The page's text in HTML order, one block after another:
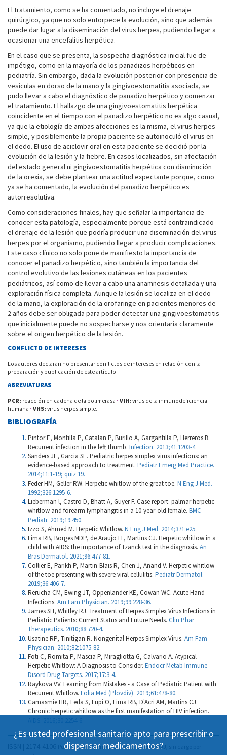
El tratamiento, como se ha comentado, no incluye el drenaje
quirúrgico, ya que no solo entorpece la evolución, sino que además
puede dar lugar a la diseminación del virus herpes, pudiendo llegar a
ocasionar una encefalitis herpética.
En el caso que se presenta, la sospecha diagnóstica inicial fue de
impétigo, como en la mayoría de los panadizos herpéticos en
pediatría. Sin embargo, dada la evolución posterior con presencia de
vesículas en dorso de la mano y la gingivoestomatitis asociada, se
pudo llevar a cabo el diagnóstico de panadizo herpético y comenzar
el tratamiento. El hallazgo de una gingivoestomatitis herpética
coincidente en el tiempo con el panadizo herpético no es algo casual,
ya que la etiología de ambas afecciones es la misma, el virus herpes
simple, y posiblemente la propia paciente se autoinoculó el virus en
el dedo. El uso de aciclovir oral en esta paciente se decidió por la
evolución de la lesión y la fiebre. En casos localizados, sin afectación
del estado general ni gingivoestomatitis herpética con disminución
de la orexia, se debe plantear una actitud expectante porque, como
ya se ha comentado, la evolución del panadizo herpético es
autorresolutiva.
Como consideraciones finales, hay que señalar la importancia de
conocer esta patología, especialmente porque está contraindicado
el drenaje de la lesión que podría producir una diseminación del virus
herpes por el organismo, pudiendo llegar a producir complicaciones.
Este caso clínico no solo pone de manifiesto la importancia de
conocer el panadizo herpético, sino también la importancia del
control evolutivo de las lesiones cutáneas en los pacientes
pediátricos, así como de llevar a cabo una anamnesis detallada y una
exploración física completa. Aunque la lesión se localiza en el dedo
de la mano, la exploración de la orofaringe en pacientes menores de
2 años debe ser obligada para poder detectar una gingivoestomatitis
que inicialmente puede no sospecharse y nos orientaría claramente
sobre el origen herpético de la lesión.
CONFLICTO DE INTERESES
Los autores declaran no presentar conflictos de intereses en relación con la
preparación y publicación de este artículo.
ABREVIATURAS
PCR: reacción en cadena de la polimerasa · VIH: virus de la inmunodeficiencia
humana · VHS: virus herpes simple.
BIBLIOGRAFÍA
Pintor E, Montilla P, Catalan P, Burillo A, Gargantilla P, Herreros B.
Recurrent infection in the left thumb. Infection. 2013;41:1203-4.
Sanders JE, Garcia SE. Pediatric herpes simplex virus infections: an
evidence-based approach to treatment. Pediatr Emerg Med Practice.
2014;11:1-19; quiz 19.
Feder HM, Geller RW. Herpetic whitlow of the great toe. N Eng J Med.
1992;326:1295-6.
Lieberman l, Castro D, Bhatt A, Guyer F. Case report: palmar herpetic
whitlow and forearm lymphangitis in a 10-year-old female. BMC
Pediatr. 2019;19:450.
Izzo S, Ahmed M. Herpetic Whitlow. N Eng J Med. 2014;371:e25.
Lima RB, Borges MDP, de Araujo LF, Martins CJ. Herpetic whitlow in a
child with AIDS: the importance of Tzanck test in the diagnosis. An
Bras Dermatol. 2021;96:477-81.
Collier E, Parikh P, Martin-Blais R, Chen J, Anand V. Herpetic whitlow
of the toe presenting with severe viral cellulitis. Pediatr Dermatol.
2019;36:406-7.
Rerucha CM, Ewing JT, Oppenlander KE, Cowan WC. Acute Hand
Infections. Am Fam Physician. 2019;99:228-36.
James SH, Whitley RJ. Treatment of Herpes Simplex Virus Infections in
Pediatric Patients: Current Status and Future Needs. Clin Phar
Therapeutics. 2010;88:720-4.
Usatine RP, Tinitigan R. Nongenital Herpes Simplex Virus. Am Fam
Physician. 2010;82:1075-82.
Foti C, Romita P, Mascia P, Miragliotta G, Calvario A. Atypical
Herpetic Whitlow: A Diagnosis to Consider. Endocr Metab Immune
Disord Drug Targets. 2017;17:3-4.
Raykova VV. Learning from Mistakes - a Case of Pediatric Patient with
Recurrent Whitlow. Folia Med (Plovdiv). 2019;61:478-80.
Camasmie HR, Leda S, Lupi O, Lima RB, D'Acri AM, Martins CJ.
Chronic herpetic whitlow as the first manifestation of HIV infection.
¿Es usted profesional sanitario apto para prescribir o
dispensar medicamentos?
Publicación Open Acess, incluida en DOAJ, sin cargo por